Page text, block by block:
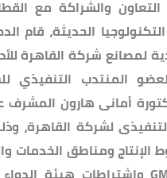
والشراكة مع
الحديثة، قام
لمصانع شركة القاهرة
المنتدب التنفيذي
أمانى هارون
لشركة القاهرة،
الإنتاج ومناطق الخدمات